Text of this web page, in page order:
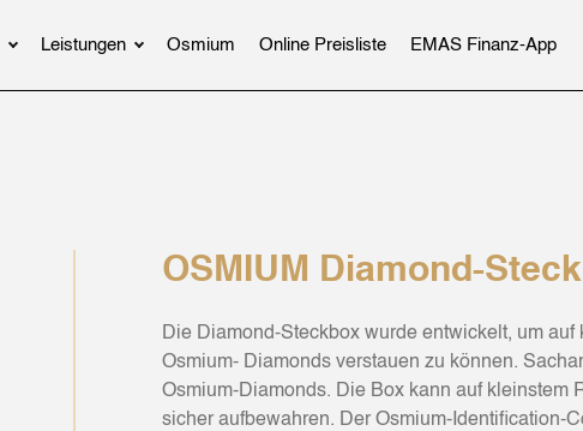
Leistungen Osmium Online Preisliste EMAS Finanz-App
OSMIUM Diamond-
Die Diamond-Steckbox wurde entwickelt, um
Osmium- Diamonds verstauen zu können.
Osmium-Diamonds. Die Box kann auf kleinstem
sicher aufbewahren. Der Osmium-Identification-